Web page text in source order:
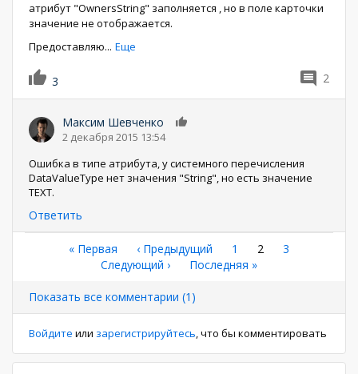
атрибут "OwnersString" заполняется , но в поле карточки
значение не отображается.
Предоставляю... Еще
3 2
Максим Шевченко
2 декабря 2015 13:54
Ошибка в типе атрибута, у системного перечисления
DataValueType нет значения "String", но есть значение
TEXT.
Ответить
Нумерация
страниц
Первая
страница
« Первая ←
‹ Предыдущий Страница
1
Текущая
2 Страница
3
Следующая
Следующий ›
Последняя
Последняя »
Показать все комментарии (1)
Войдите или зарегистрируйтесь, что бы комментировать